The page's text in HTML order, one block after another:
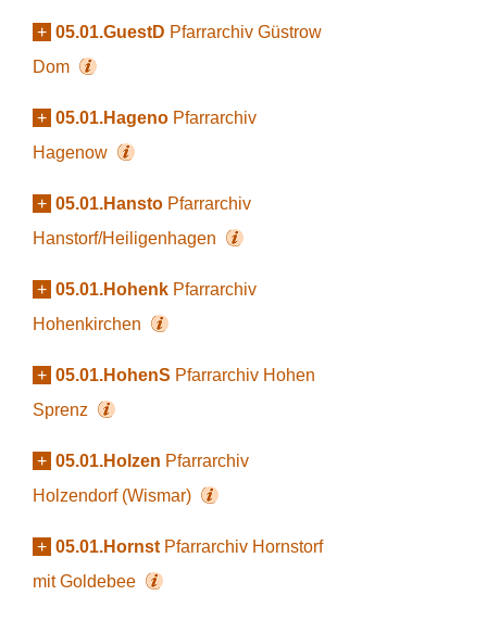
+ 05.01.GuestD Pfarrarchiv Güstrow
Dom
+ 05.01.Hageno Pfarrarchiv
Hagenow
+ 05.01.Hansto Pfarrarchiv
Hanstorf/Heiligenhagen
+ 05.01.Hohenk Pfarrarchiv
Hohenkirchen
+ 05.01.HohenS Pfarrarchiv Hohen
Sprenz
+ 05.01.Holzen Pfarrarchiv
Holzendorf (Wismar)
+ 05.01.Hornst Pfarrarchiv Hornstorf
mit Goldebee